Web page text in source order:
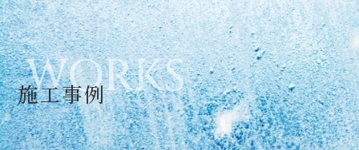
WORKS
施工事例